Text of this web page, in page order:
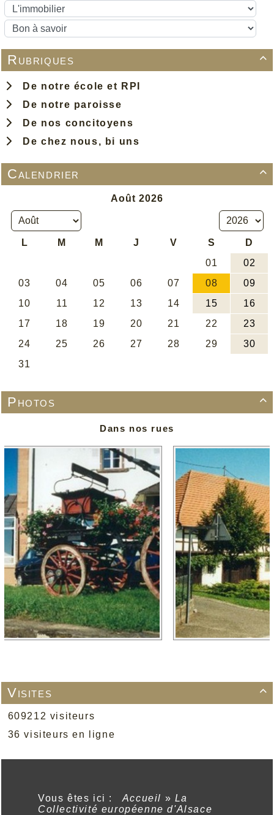

Rubriques
De notre école et RPI
De notre paroisse
De nos concitoyens
De chez nous, bi uns

Calendrier

Photos
Dans nos rues

Visites
609212 visiteurs
36 visiteurs en ligne
Vous êtes ici : Accueil » La
Collectivité européenne d'Alsace